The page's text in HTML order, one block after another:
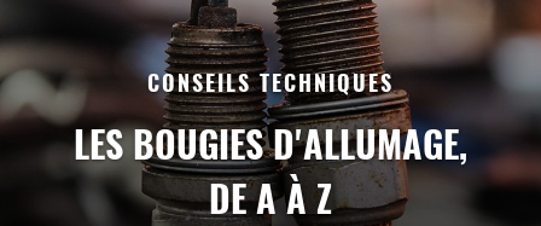
CONSEILS TECHNIQUES
LES BOUGIES D'ALLUMAGE,
DE A À Z